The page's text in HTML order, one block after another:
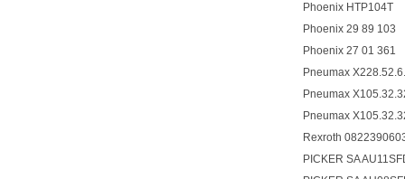
Phoenix HTP104T
Phoenix 29 89 103
Phoenix 27 01 361
Pneumax
Pneumax
Pneumax
Rexroth
PICKER SA